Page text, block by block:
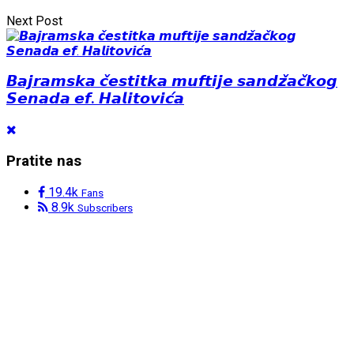
Next Post
𝘽𝙖𝙟𝙧𝙖𝙢𝙨𝙠𝙖 𝙘̌𝙚𝙨𝙩𝙞𝙩𝙠𝙖 𝙢𝙪𝙛𝙩𝙞𝙟𝙚 𝙨𝙖𝙣𝙙𝙯̌𝙖𝙘̌𝙠𝙤𝙜
𝙎𝙚𝙣𝙖𝙙𝙖 𝙚𝙛. 𝙃𝙖𝙡𝙞𝙩𝙤𝙫𝙞𝙘́𝙖
Pratite nas
19.4k Fans
8.9k Subscribers